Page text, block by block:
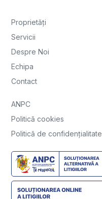
Proprietăți
Servicii
Despre Noi
Echipa
Contact
ANPC
Politică cookies
Politică de confidențialitate